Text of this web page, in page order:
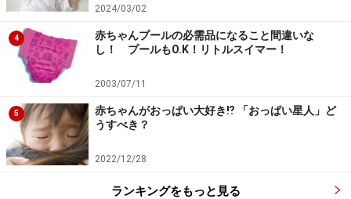
2024/03/02
4
赤ちゃんプールの必需品になること間違いな
し！ プールもO.K！リトルスイマー！
2003/07/11
5
赤ちゃんがおっぱい大好き⁉︎ 「おっぱい星人」ど
うすべき？
2022/12/28
ランキングをもっと見る